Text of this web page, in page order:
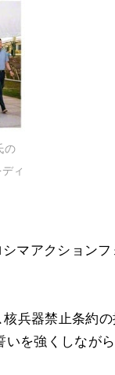
ク＞
部
骨堂
media
グローバルサイト
イト
の
ィ
マアクション
核兵器禁止条約
を強くしなが